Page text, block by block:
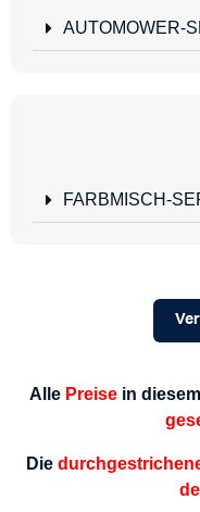
AUTOMOWER-
FARBMISCH-
Alle Preisein
Die